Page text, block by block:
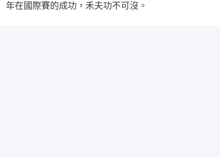
年在國際賽的成功，禾夫功不可沒。